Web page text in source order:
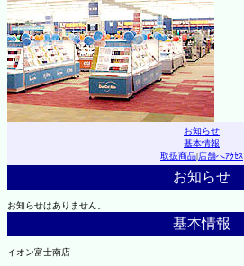
お知らせ
基本情報
取扱商品|店舗へｱｸｾｽ
お知らせ
お知らせはありません。
基本情報
イオン富士南店